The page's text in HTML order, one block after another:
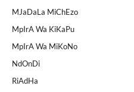
MJaDaLa MiChEzo
MpIrA Wa KiKaPu
MpIrA Wa MiKoNo
NdOnDi
RiAdHa